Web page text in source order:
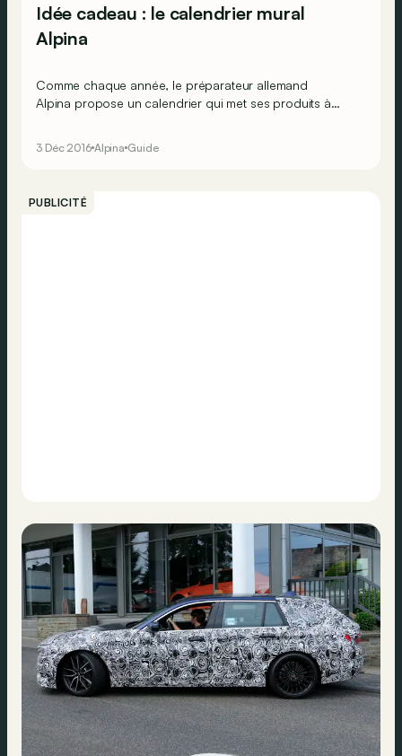
Idée cadeau : le calendrier mural
Alpina
Comme chaque année, le préparateur allemand
Alpina propose un calendrier qui met ses produits à
3 Déc 2016 Alpina Guide
PUBLICITÉ